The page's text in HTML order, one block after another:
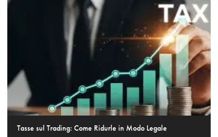
Tasse sul Trading: Come Ridurle in Modo Legale